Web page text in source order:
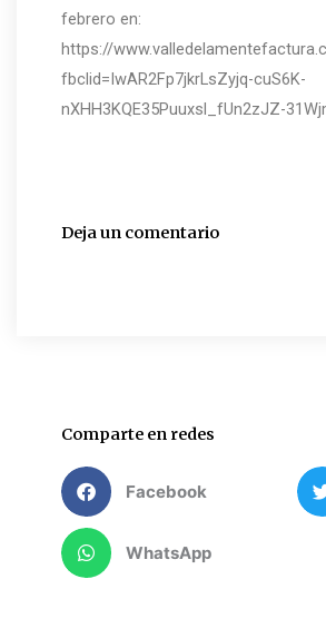
febrero en:
https://
fbclid=IwAR2Fp7jkrLsZyjq-cuS6K-
nXHH3KQE35Puuxsl_fUn2zJZ-
Deja un comentario
Comparte en redes
Facebook
WhatsApp